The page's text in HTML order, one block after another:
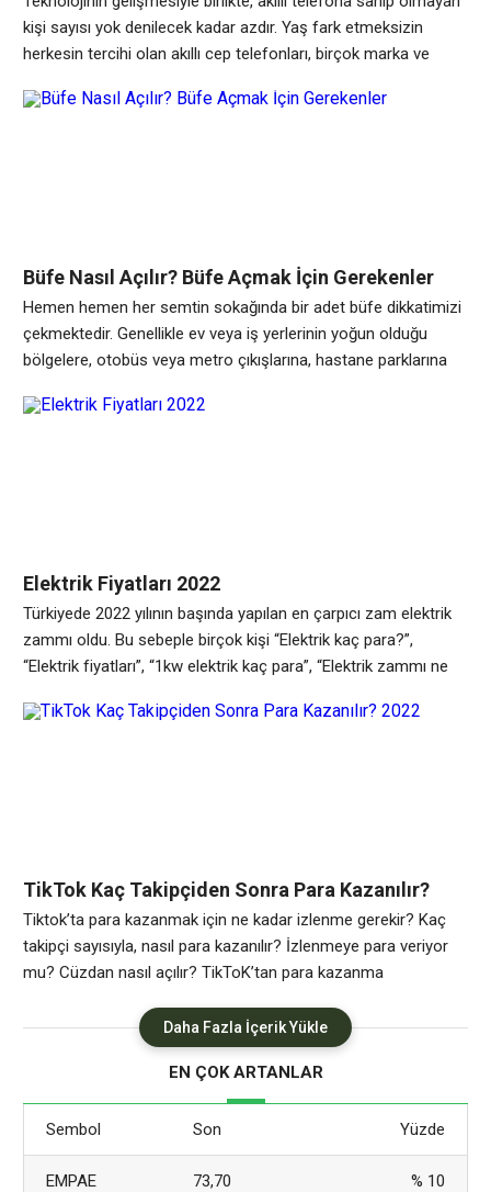
kişi sayısı yok denilecek kadar azdır. Yaş fark etmeksizin
herkesin tercihi olan akıllı cep telefonları, birçok marka ve
değişiklik göstermektedir. Her geçen yıl, ihtiyaçların artması ve
Büfe Nasıl Açılır? Büfe Açmak İçin Gerekenler
Hemen hemen her semtin sokağında bir adet büfe dikkatimizi
çekmektedir. Genellikle ev veya iş yerlerinin yoğun olduğu
bölgelere, otobüs veya metro çıkışlarına, hastane parklarına
ve temel ihtiyaç ürünleri satışa sunulmaktadır. Büfe denilince
Elektrik Fiyatları 2022
Türkiyede 2022 yılının başında yapılan en çarpıcı zam elektrik
zammı oldu. Bu sebeple birçok kişi “Elektrik kaç para?”,
“Elektrik fiyatları”, “1kw elektrik kaç para”, “Elektrik zammı ne
yazımızda bu sorulara cevap vermeye çalışacağız. 2022 Yılı
TikTok Kaç Takipçiden Sonra Para Kazanılır?
2022
Tiktok’ta para kazanmak için ne kadar izlenme gerekir? Kaç
takipçi sayısıyla, nasıl para kazanılır? İzlenmeye para veriyor
mu? Cüzdan nasıl açılır? TikToK’tan para kazanma
Son birkaç yılda en büyük çıkışı yapan sosyal medya
platformlarının başında, hiç şüphesiz TikTok geliyor. Bu
mecrada takipçi sayısını artıran birçok yeni fenomen, TikTok’ta
kaç
Daha Fazla İçerik Yükle
EN ÇOK ARTANLAR
Sembol Son Yüzde
EMPAE 73,70 % 10